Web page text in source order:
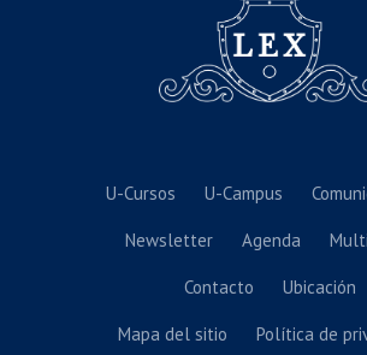
U-Cursos U-Campus
Newsletter Agenda
Contacto Ubicación
Mapa del sitio Política de